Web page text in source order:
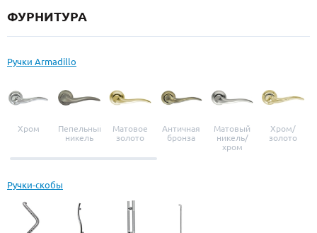
ФУРНИТУРА
Ручки Armadillo
Хром
Пепельный
никель
Матовое
золото
Античная
бронза
Матовый
никель/
хром
Хром/
золото
Ручки-скобы